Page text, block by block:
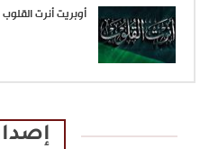
أوبريت أنرت القلوب